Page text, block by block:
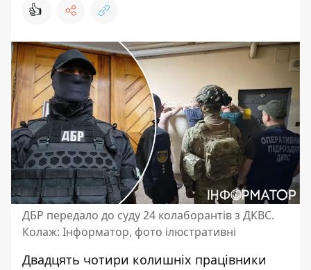
👍
ДБР передало до суду 24 колаборантів з ДКВС.
Колаж: Інформатор, фото ілюстративні
Двадцять чотири колишніх працівники